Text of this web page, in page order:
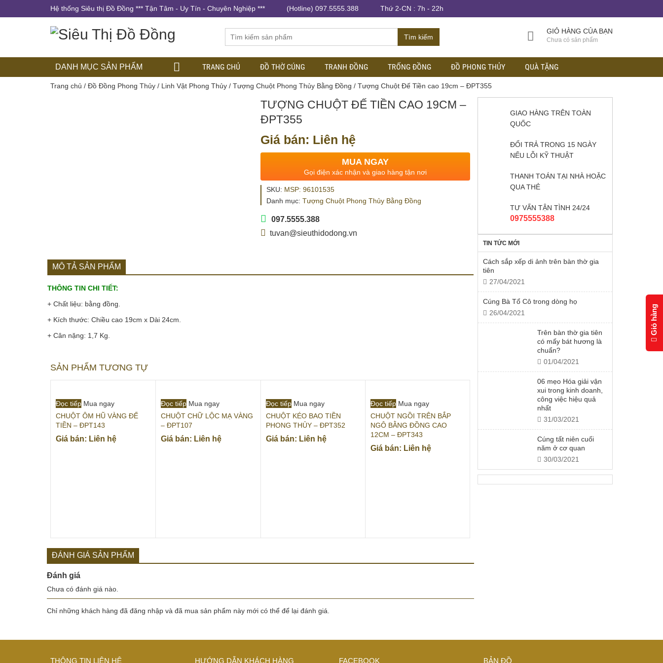
Hệ thống Siêu thị Đồ Đồng *** Tận Tâm - Uy Tín - Chuyên Nghiệp *** (Hotline) 097.5555.388 Thứ 2-CN : 7h - 22h
Tìm kiếm
GIỎ HÀNG CỦA BẠN
Chưa có sản phẩm
DANH MỤC SẢN PHẨM TRANG CHỦ ĐỒ THỜ CÚNG TRANH ĐỒNG TRỐNG ĐỒNG ĐỒ PHONG THỦY QUÀ TẶNG
Trang chủ / Đồ Đồng Phong Thủy / Linh Vật Phong Thủy / Tượng Chuột Phong Thủy Bằng Đồng / Tượng Chuột Đế Tiền cao 19cm – ĐPT355
TƯỢNG CHUỘT ĐẾ TIỀN CAO 19CM –
ĐPT355
Giá bán: Liên hệ
MUA NGAY
Gọi điện xác nhận và giao hàng tận nơi
SKU: MSP: 96101535
Danh mục: Tượng Chuột Phong Thủy Bằng Đồng
097.5555.388
tuvan@sieuthidodong.vn
MÔ TẢ SẢN PHẨM
THÔNG TIN CHI TIẾT:
+ Chất liệu: bằng đồng.
+ Kích thước: Chiều cao 19cm x Dài 24cm.
+ Cân nặng: 1,7 Kg.
SẢN PHẨM TƯƠNG TỰ
Đọc tiếp Mua ngay
CHUỘT ÔM HŨ VÀNG ĐẾ
TIỀN – ĐPT143
Giá bán: Liên hệ
Đọc tiếp Mua ngay
CHUỘT CHỮ LỘC MẠ VÀNG
– ĐPT107
Giá bán: Liên hệ
Đọc tiếp Mua ngay
CHUỘT KÉO BAO TIỀN
PHONG THỦY – ĐPT352
Giá bán: Liên hệ
Đọc tiếp Mua ngay
CHUỘT NGỒI TRÊN BẮP
NGÔ BẰNG ĐỒNG CAO
12CM – ĐPT343
Giá bán: Liên hệ
ĐÁNH GIÁ SẢN PHẨM
Đánh giá
Chưa có đánh giá nào.
Chỉ những khách hàng đã đăng nhập và đã mua sản phẩm này mới có thể để lại đánh giá.
GIAO HÀNG TRÊN TOÀN
QUỐC
ĐỔI TRẢ TRONG 15 NGÀY
NẾU LỖI KỸ THUẬT
THANH TOÁN TẠI NHÀ HOẶC
QUA THẺ
TƯ VẤN TẬN TÌNH 24/24
0975555388
TIN TỨC MỚI
Cách sắp xếp di ảnh trên bàn thờ gia
tiên
27/04/2021
Cúng Bà Tổ Cô trong dòng họ
26/04/2021
Trên bàn thờ gia tiên
có mấy bát hương là
chuẩn?
01/04/2021
06 mẹo Hóa giải vận
xui trong kinh doanh,
công việc hiệu quả
nhất
31/03/2021
Cúng tất niên cuối
năm ở cơ quan
30/03/2021
THÔNG TIN LIÊN HỆ HƯỚNG DẪN KHÁCH HÀNG FACEBOOK BẢN ĐỒ
Giỏ hàng